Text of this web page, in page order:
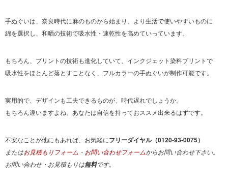
手ぬぐいは、奈良時代に麻のものから始まり、より生活で使いやすいものに
綿を選択し、和晒の技術で吸水性・速乾性を高めていっています。
もちろん、プリントの技術も進化していて、インクジェット染料プリントで
吸水性をほとんど落とすことなく、フルカラーの手ぬぐいが制作可能です。
実用的で、デザインも工夫できるものが、時代遅れでしょうか。
もちろん違いますよね。あなたは自信を持っておススメ出来るはずです。
不安なことが他にもあれば、お気軽にフリーダイヤル（0120-93-0075）
またはお見積もりフォーム ・ お問い合わせフォームからお問い合わせ下さい。
お問い合わせ・お見積もりは無料です。